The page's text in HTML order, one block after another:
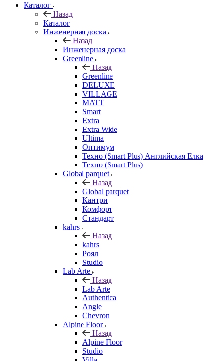
Каталог
Назад
Каталог
Инженерная доска
Назад
Инженерная доска
Greenline
Назад
Greenline
DELUXE
VILLAGE
MATT
Smart
Extra
Extra Wide
Ultima
Оптимум
Техно (Smart Plus) Английская Елка
Техно (Smart Plus)
Global parquet
Назад
Global parquet
Кантри
Комфорт
Стандарт
kahrs
Назад
kahrs
Роял
Studio
Lab Arte
Назад
Lab Arte
Authentica
Angle
Chevron
Alpine Floor
Назад
Alpine Floor
Studio